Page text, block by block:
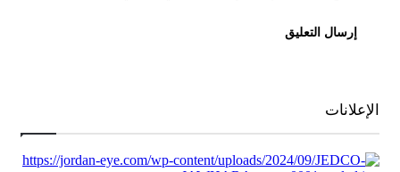
الإعلانات